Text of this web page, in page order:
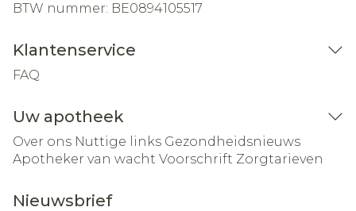
BTW nummer: BE0894105517
Klantenservice
FAQ
Uw apotheek
Over ons Nuttige links Gezondheidsnieuws
Apotheker van wacht Voorschrift Zorgtarieven
Nieuwsbrief